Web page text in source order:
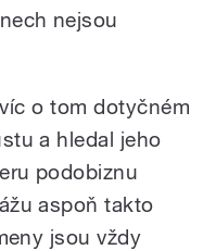
nejsou
o tom dotyčném
a hledal jeho
podobiznu
aspoň takto
jsou vždy